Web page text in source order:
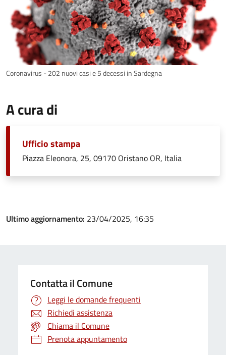
Coronavirus - 202 nuovi casi e 5 decessi in Sardegna
A cura di
Ufficio stampa
Piazza Eleonora, 25, 09170 Oristano OR, Italia
Ultimo aggiornamento: 23/04/2025, 16:35
Contatta il Comune
Leggi le domande frequenti
Richiedi assistenza
Chiama il Comune
Prenota appuntamento